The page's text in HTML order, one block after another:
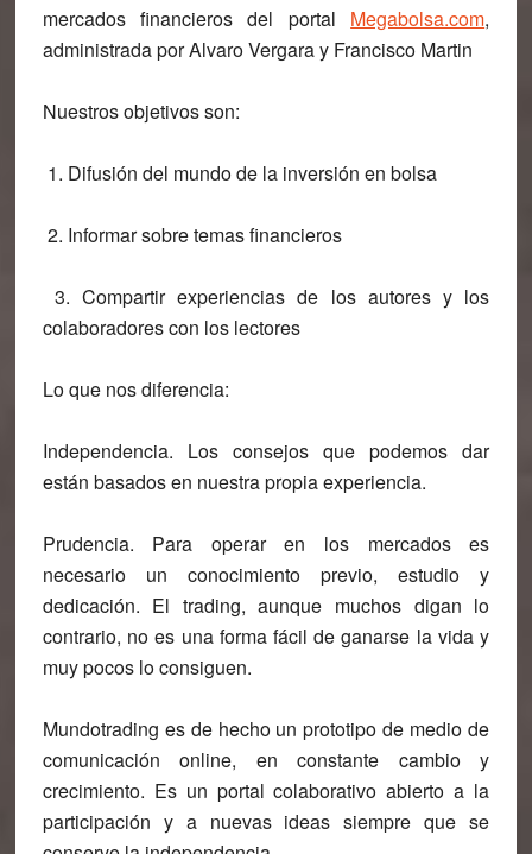
mercados financieros del portal Megabolsa.com,
administrada por Alvaro Vergara y Francisco Martin
Nuestros objetivos son:
1. Difusión del mundo de la inversión en bolsa
2. Informar sobre temas financieros
3. Compartir experiencias de los autores y los
colaboradores con los lectores
Lo que nos diferencia:
Independencia. Los consejos que podemos dar
están basados en nuestra propia experiencia.
Prudencia. Para operar en los mercados es
necesario un conocimiento previo, estudio y
dedicación. El trading, aunque muchos digan lo
contrario, no es una forma fácil de ganarse la vida y
muy pocos lo consiguen.
Mundotrading es de hecho un prototipo de medio de
comunicación online, en constante cambio y
crecimiento. Es un portal colaborativo abierto a la
participación y a nuevas ideas siempre que se